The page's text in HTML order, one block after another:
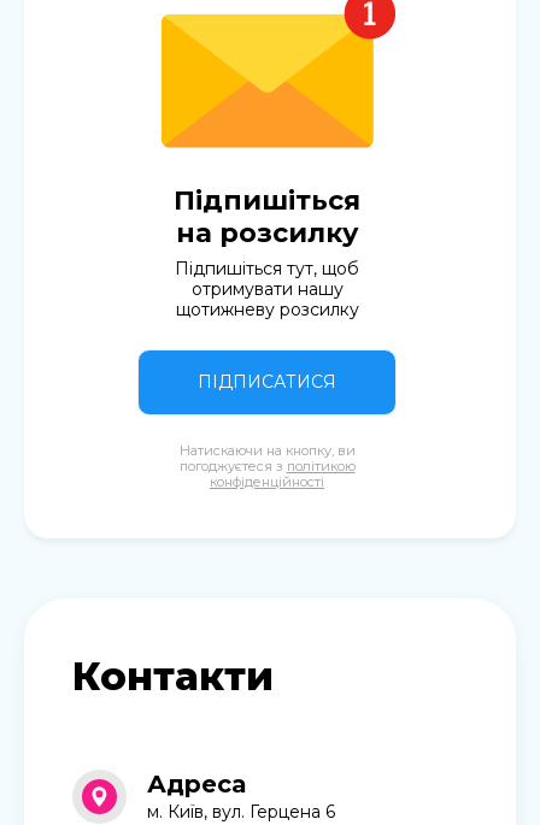
Підпишіться
на розсилку
Підпишіться тут, щоб
отримувати нашу
щотижневу розсилку
ПІДПИСАТИСЯ
Натискаючи на кнопку, ви
погоджуєтеся з політикою
конфіденційності
Контакти
Адреса
м. Київ, вул. Герцена 6